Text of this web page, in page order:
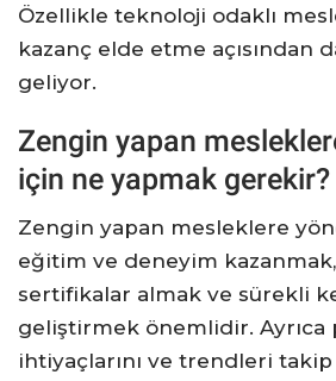
Özellikle teknoloji odaklı
kazanç elde etme açısından
geliyor.
Zengin yapan
için ne yapmak gerekir?
Zengin yapan mesleklere
eğitim ve deneyim
sertifikalar almak ve sürekli
geliştirmek önemlidir. Ayrıca
ihtiyaçlarını ve trendleri